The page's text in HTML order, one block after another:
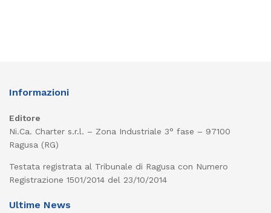
Informazioni
Editore
Ni.Ca. Charter s.r.l. – Zona Industriale 3° fase – 97100
Ragusa (RG)
Testata registrata al Tribunale di Ragusa con Numero
Registrazione 1501/2014 del 23/10/2014
Ultime News